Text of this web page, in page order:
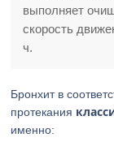
выполняет
скорость
ч.
Бронхит в
протекания
именно: